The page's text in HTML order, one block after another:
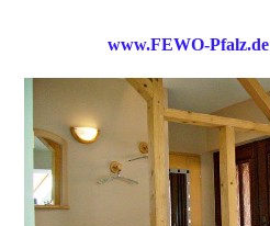
www.FEWO-Pfalz.de